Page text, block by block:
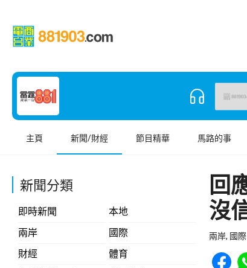
主頁 新聞/財經 節目精華 馬路的事
新聞分類
即時新聞
本地
兩岸
國際
財經
體育
回
沒
兩岸, 國際
Share to